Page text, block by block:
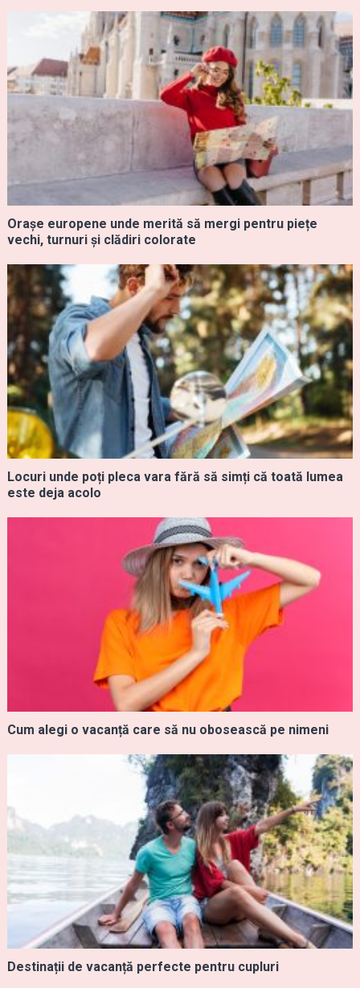
Orașe europene unde merită să mergi pentru piețe
vechi, turnuri și clădiri colorate
Locuri unde poți pleca vara fără să simți că toată lumea
este deja acolo
Cum alegi o vacanță care să nu obosească pe nimeni
Destinații de vacanță perfecte pentru cupluri